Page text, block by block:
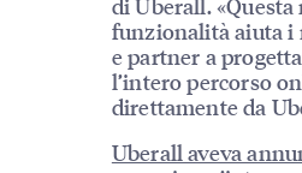
di Uberall. «Questa
funzionalità aiuta i
e partner a
l’intero percorso
direttamente da
Uberall aveva